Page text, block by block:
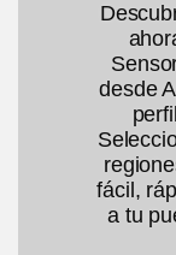
desde
fácil,
a tu